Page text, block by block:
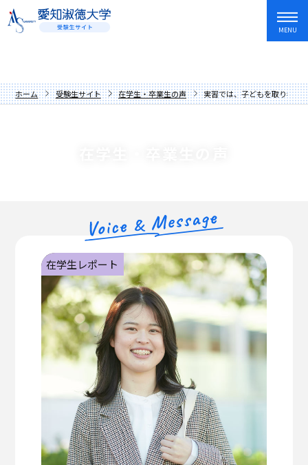
MENU
入試情報・学費
先輩からの応援メッセージ
心理学部
創造表現学部
建築学部
健康医療科学部
福祉貢献学部
ビジネス学部
数字でわかる愛知淑徳大学
学長メッセージ
教育方針
星が丘キャンパス
愛知淑徳大学生の1年
センパイのリアルライフ
学生支援
就職サポート
キャリア教育・インターンシップ
キャリア支援・資格対策
留学支援
在学生・卒業生の声
保護者の方へ
高校教諭の方へ
公式SNS
入学を
決めた理由
愛知淑徳大学公式サイト
ホーム 受験生サイト 在学生・卒業生の声 実習では、子どもを取り巻く
在学生レポート